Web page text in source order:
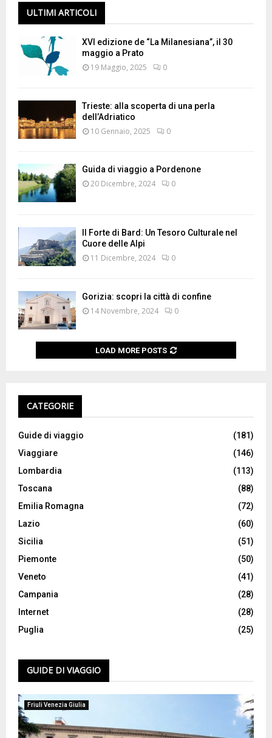
ULTIMI ARTICOLI
XVI edizione de “La Milanesiana”, il 30
maggio a Prato
19 Maggio, 2025 0
Trieste: alla scoperta di una perla
dell’Adriatico
10 Gennaio, 2025 0
Guida di viaggio a Pordenone
20 Dicembre, 2024 0
Il Forte di Bard: Un Tesoro Culturale nel
Cuore delle Alpi
11 Dicembre, 2024 0
Gorizia: scopri la città di confine
14 Novembre, 2024 0
LOAD MORE POSTS
CATEGORIE
Guide di viaggio
(181)
Viaggiare
(146)
Lombardia
(113)
Toscana
(88)
Emilia Romagna
(72)
Lazio
(60)
Sicilia
(51)
Piemonte
(50)
Veneto
(41)
Campania
(28)
Internet
(28)
Puglia
(25)
GUIDE DI VIAGGIO
Friuli Venezia Giulia